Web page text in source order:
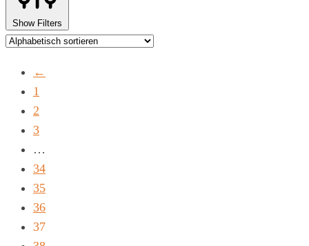
Show Filters
←
1
2
3
…
34
35
36
37